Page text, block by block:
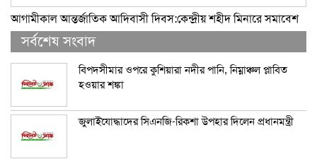
আগামীকাল আন্তর্জাতিক আদিবাসী দিবস:কেন্দ্রীয় শহীদ মিনারে সমাবেশ
সর্বশেষ সংবাদ
বিপদসীমার ওপরে কুশিয়ারা নদীর পানি, নিম্নাঞ্চল প্লাবিত
হওয়ার শঙ্কা
জুলাইযোদ্ধাদের সিএনজি-রিকশা উপহার দিলেন প্রধানমন্ত্রী